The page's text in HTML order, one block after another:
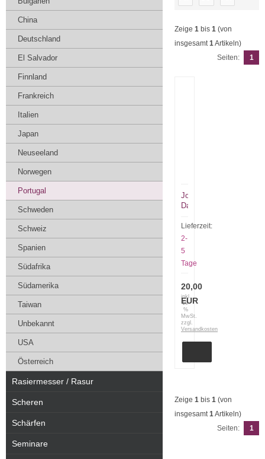
Zeige 1 bis 1 (von
insgesamt1Artikeln)
Seiten:
1
Jose
Da
Klappmesser
Merendeira
Buchs
stainless
Lieferzeit:
2-
5
Tage
20,00
EUR
inkl.
19
%
MwSt.
zzgl.
Versandkosten
Zeige 1 bis 1 (von
insgesamt1Artikeln)
Seiten:
1
China
Deutschland
El Salvador
Finnland
Frankreich
Italien
Japan
Neuseeland
Norwegen
Portugal
Schweden
Schweiz
Spanien
Südafrika
Südamerika
Taiwan
Unbekannt
USA
Österreich
Rasiermesser / Rasur
Scheren
Schärfen
Seminare